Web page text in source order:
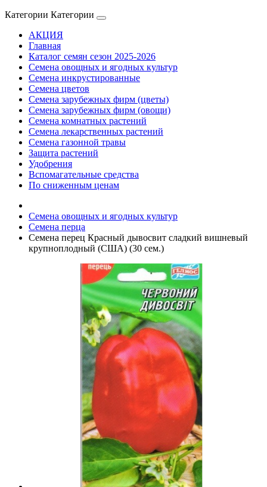
Категории Категории
АКЦИЯ
Главная
Каталог семян сезон 2025-2026
Семена овощных и ягодных культур
Семена инкрустированные
Семена цветов
Семена зарубежных фирм (цветы)
Семена зарубежных фирм (овощи)
Семена комнатных растений
Семена лекарственных растений
Семена газонной травы
Защита растений
Удобрения
Вспомагательные средства
По сниженным ценам
Семена овощных и ягодных культур
Семена перца
Семена перец Красный дывосвит сладкий вишневый
крупноплодный (США) (30 сем.)